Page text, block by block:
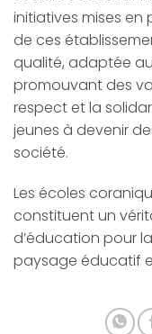
initiatives mises
de ces
qualité, adaptée
promouvant des
respect et la
jeunes à devenir
société.
Les écoles
constituent un
d’éducation pour
paysage éducatif